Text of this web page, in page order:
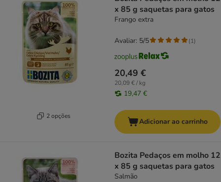
2 opções
x 85 g saquetas para gatos
Frango extra
20,49 €
20,09 € / kg
19,47 €
Avaliar: 5/5 (1)
Adicionar ao carrinho
Bozita Pedaços em molho 12
x 85 g saquetas para gatos
Salmão